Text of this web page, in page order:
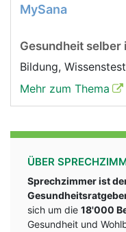
MySana
Gesundheit selber
Bildung,
Mehr zum Thema
ÜBER
Sprechzimmer ist
sich um die 18'000
Gesundheit und